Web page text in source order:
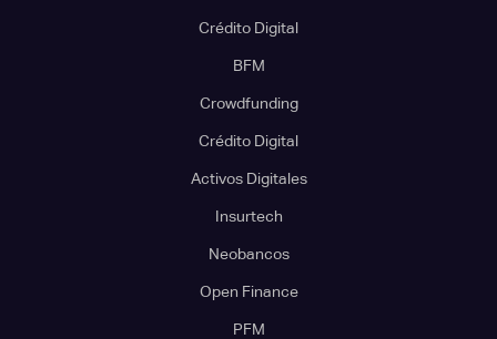
Crédito Digital
BFM
Crowdfunding
Crédito Digital
Activos Digitales
Insurtech
Neobancos
Open Finance
PFM